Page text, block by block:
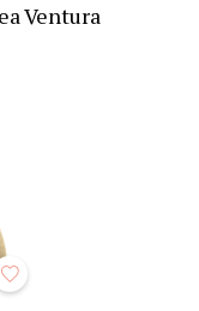
Ventura